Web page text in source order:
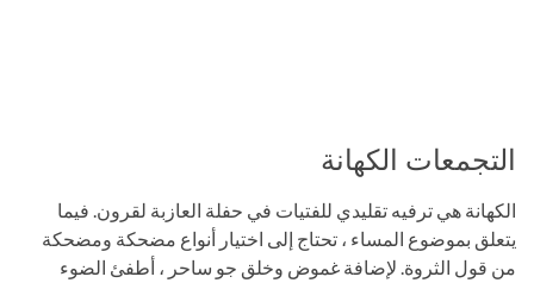
التجمعات الكهانة
الكهانة هي ترفيه تقليدي للفتيات في حفلة العازبة لقرون. فيما
يتعلق بموضوع المساء ، تحتاج إلى اختيار أنواع مضحكة ومضحكة
من قول الثروة. لإضافة غموض وخلق جو ساحر ، أطفئ الضوء